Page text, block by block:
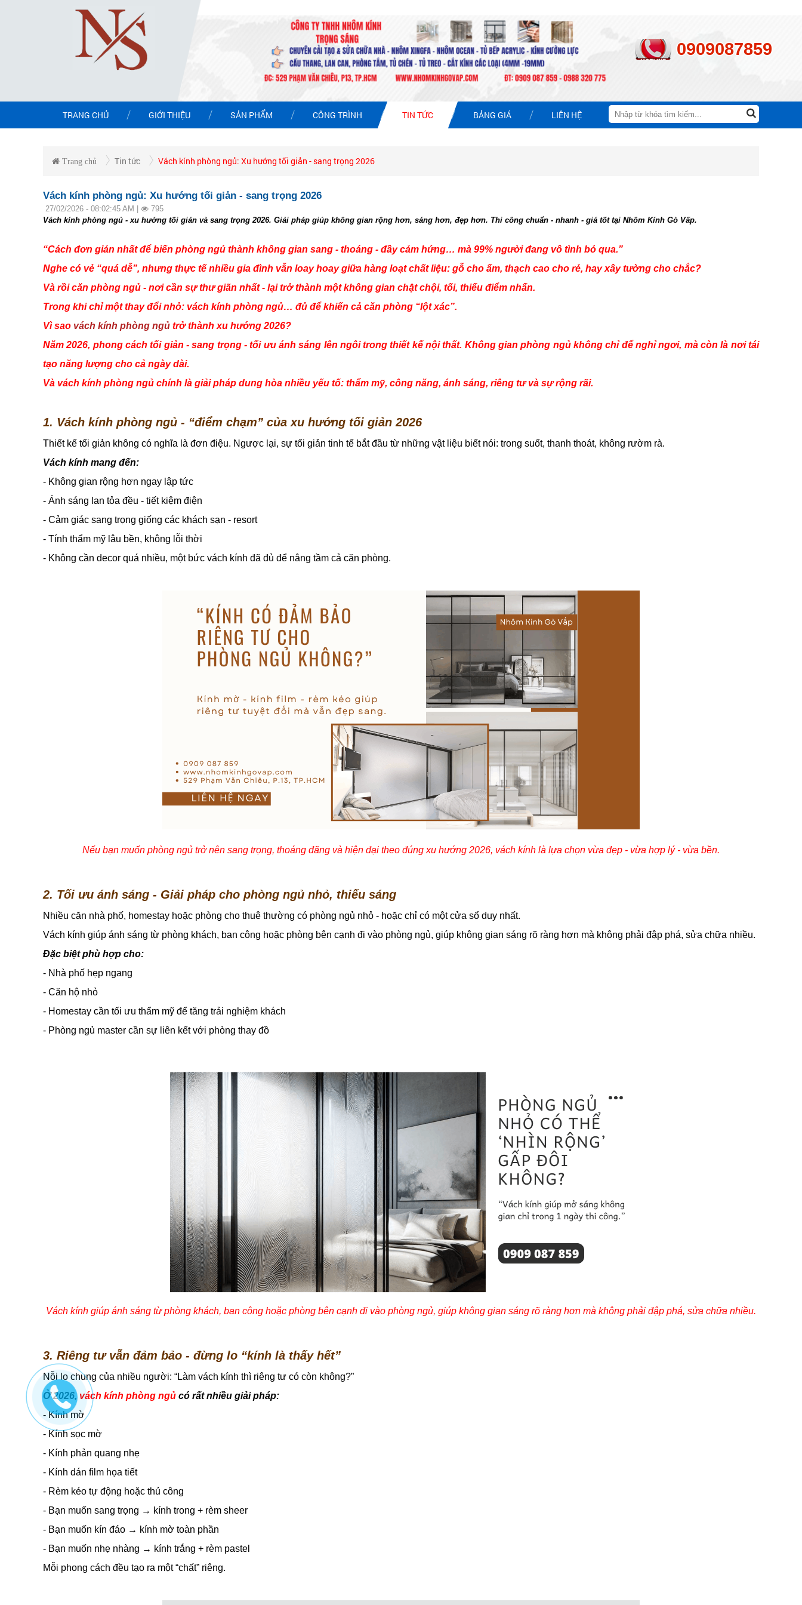
0909087859
TRANG CHỦ GIỚI THIỆU SẢN PHẨM CÔNG TRÌNH TIN TỨC BẢNG GIÁ LIÊN HỆ
Trang chủ Tin tức Vách kính phòng ngủ: Xu hướng tối giản - sang trọng 2026
Vách kính phòng ngủ: Xu hướng tối giản - sang trọng 2026
27/02/2026 - 08:02:45 AM |
795
Vách kính phòng ngủ - xu hướng tối giản và sang trọng 2026. Giải pháp giúp không gian rộng hơn, sáng hơn, đẹp hơn. Thi công chuẩn - nhanh - giá tốt tại Nhôm Kính Gò Vấp.
“Cách đơn giản nhất để biến phòng ngủ thành không gian sang - thoáng - đầy cảm hứng… mà 99% người đang vô tình bỏ qua.”
Nghe có vẻ “quá dễ”, nhưng thực tế nhiều gia đình vẫn loay hoay giữa hàng loạt chất liệu: gỗ cho ấm, thạch cao cho rẻ, hay xây tường cho chắc?
Và rồi căn phòng ngủ - nơi cần sự thư giãn nhất - lại trở thành một không gian chật chội, tối, thiếu điểm nhấn.
Trong khi chỉ một thay đổi nhỏ: vách kính phòng ngủ… đủ để khiến cả căn phòng “lột xác”.
Vì sao vách kính phòng ngủ trở thành xu hướng 2026?
Năm 2026, phong cách tối giản - sang trọng - tối ưu ánh sáng lên ngôi trong thiết kế nội thất. Không gian phòng ngủ không chỉ để nghỉ ngơi, mà còn là nơi tái
tạo năng lượng cho cả ngày dài.
Và vách kính phòng ngủ chính là giải pháp dung hòa nhiều yếu tố: thẩm mỹ, công năng, ánh sáng, riêng tư và sự rộng rãi.
1. Vách kính phòng ngủ - “điểm chạm” của xu hướng tối giản 2026
Thiết kế tối giản không có nghĩa là đơn điệu. Ngược lại, sự tối giản tinh tế bắt đầu từ những vật liệu biết nói: trong suốt, thanh thoát, không rườm rà.
Vách kính mang đến:
- Không gian rộng hơn ngay lập tức
- Ánh sáng lan tỏa đều - tiết kiệm điện
- Cảm giác sang trọng giống các khách sạn - resort
- Tính thẩm mỹ lâu bền, không lỗi thời
- Không cần decor quá nhiều, một bức vách kính đã đủ để nâng tầm cả căn phòng.
Nếu bạn muốn phòng ngủ trở nên sang trọng, thoáng đãng và hiện đại theo đúng xu hướng 2026, vách kính là lựa chọn vừa đẹp - vừa hợp lý - vừa bền.
2. Tối ưu ánh sáng - Giải pháp cho phòng ngủ nhỏ, thiếu sáng
Nhiều căn nhà phố, homestay hoặc phòng cho thuê thường có phòng ngủ nhỏ - hoặc chỉ có một cửa sổ duy nhất.
Vách kính giúp ánh sáng từ phòng khách, ban công hoặc phòng bên cạnh đi vào phòng ngủ, giúp không gian sáng rõ ràng hơn mà không phải đập phá, sửa chữa nhiều.
Đặc biệt phù hợp cho:
- Nhà phố hẹp ngang
- Căn hộ nhỏ
- Homestay cần tối ưu thẩm mỹ để tăng trải nghiệm khách
- Phòng ngủ master cần sự liên kết với phòng thay đồ
Vách kính giúp ánh sáng từ phòng khách, ban công hoặc phòng bên cạnh đi vào phòng ngủ, giúp không gian sáng rõ ràng hơn mà không phải đập phá, sửa chữa nhiều.
3. Riêng tư vẫn đảm bảo - đừng lo “kính là thấy hết”
Nỗi lo chung của nhiều người: “Làm vách kính thì riêng tư có còn không?”
Ở 2026, vách kính phòng ngủ có rất nhiều giải pháp:
- Kính mờ
- Kính sọc mờ
- Kính phản quang nhẹ
- Kính dán film họa tiết
- Rèm kéo tự động hoặc thủ công
- Bạn muốn sang trọng → kính trong + rèm sheer
- Bạn muốn kín đáo → kính mờ toàn phần
- Bạn muốn nhẹ nhàng → kính trắng + rèm pastel
Mỗi phong cách đều tạo ra một “chất” riêng.